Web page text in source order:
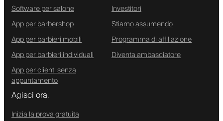
Software per salone
App per barbershop
App per barbieri mobili
App per barbieri individuali
App per clienti senza
appuntamento
Investitori
Stiamo assumendo
Programma di affiliazione
Diventa ambasciatore
Agisci ora.
Inizia la prova gratuita